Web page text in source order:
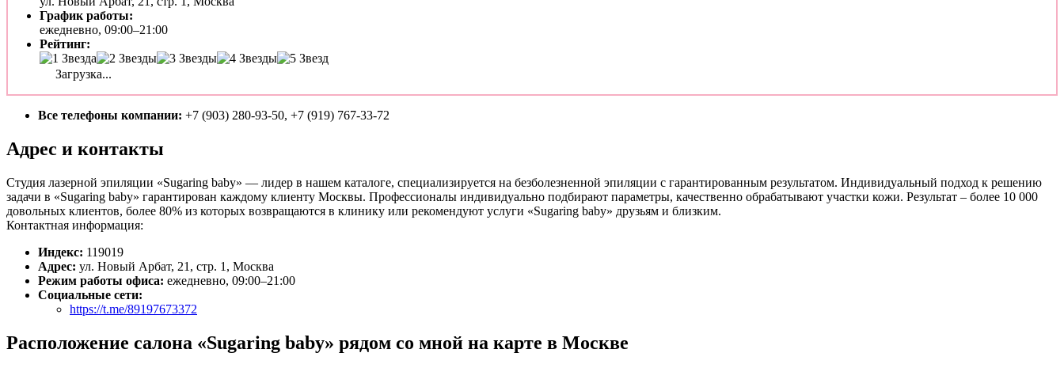
График работы:
ежедневно, 09:00–21:00
Рейтинг:
Загрузка...
Все телефоны компании: +7 (903) 280-93-50, +7 (919) 767-33-72
Адрес и контакты
Студия лазерной эпиляции «Sugaring baby» — лидер в нашем каталоге, специализируется на безболезненной эпиляции с гарантированным результатом. Индивидуальный подход к решению
задачи в «Sugaring baby» гарантирован каждому клиенту Москвы. Профессионалы индивидуально подбирают параметры, качественно обрабатывают участки кожи. Результат – более 10 000
довольных клиентов, более 80% из которых возвращаются в клинику или рекомендуют услуги «Sugaring baby» друзьям и близким.
Контактная информация:
Индекс: 119019
Адрес: ул. Новый Арбат, 21, стр. 1, Москва
Режим работы офиса: ежедневно, 09:00–21:00
Социальные сети:
https://t.me/89197673372
Расположение салона «Sugaring baby» рядом со мной на карте в Москве